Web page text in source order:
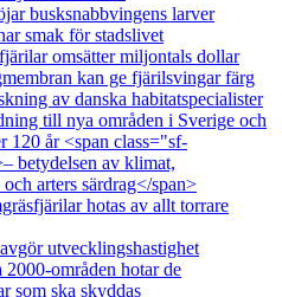
busksnabbvingens larver
smak för stadslivet
omsätter miljontals dollar
kan ge fjärilsvingar färg
av danska habitatspecialister
till nya områden i Sverige och
120 år <span class="sf-
betydelsen av klimat,
arters särdrag</span>
hotas av allt torrare
utvecklingshastighet
2000-områden hotar de
som ska skyddas